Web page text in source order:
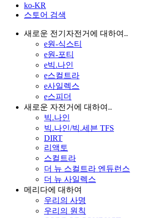
ko-KR
스토어 검색
새로운 전기자전거에 대하여..
e원-식스티
e원-포티
e빅.나인
e스컬트라
e사일렉스
e스피더
새로운 자전거에 대하여..
빅.나인
빅.나인/빅.세븐 TFS
DIRT
리액토
스컬트라
더 뉴 스컬트라 엔듀런스
더 뉴 사일렉스
메리다에 대하여
우리의 사명
우리의 원칙